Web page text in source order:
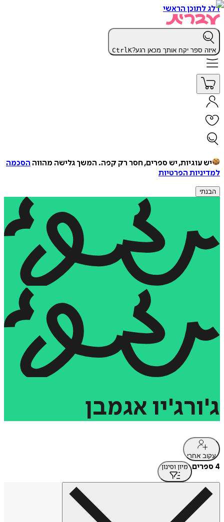
דלג לתוכן הראשי
איזה ספר יקח אותך מכאן רגע? CtrlK
יש עוגיות, יש ספרים, חסר רק קפה. המשך גלישה מהווה הסכמה
למדיניות הפרטיות
הבנתי
ג'ורג'יו אגמבן
עקוב אחרי
4 ספרים מיון וסינון